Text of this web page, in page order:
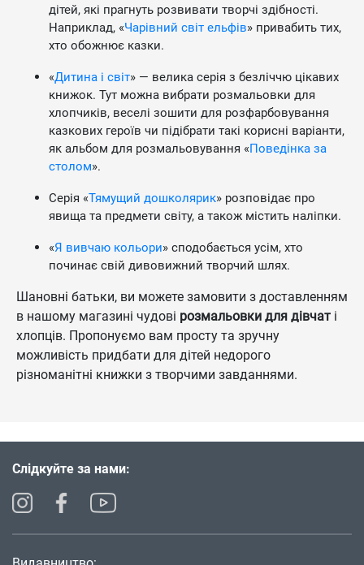
дітей, які прагнуть розвивати творчі здібності.
Наприклад, «Чарівний світ ельфів» привабить тих,
хто обожнює казки.
«Дитина і світ» — велика серія з безліччю цікавих
книжок. Тут можна вибрати розмальовки для
хлопчиків, веселі зошити для розфарбовування
казкових героїв чи підібрати такі корисні варіанти,
як альбом для розмальовування «Поведінка за
столом».
Серія «Тямущий дошколярик» розповідає про
явища та предмети світу, а також містить наліпки.
«Я вивчаю кольори» сподобається усім, хто
починає свій дивовижний творчий шлях.
Шановні батьки, ви можете замовити з доставленням
в нашому магазині чудові розмальовки для дівчат і
хлопців. Пропонуємо вам просту та зручну
можливість придбати для дітей недорого
різноманітні книжки з творчими завданнями.
Слідкуйте за нами: